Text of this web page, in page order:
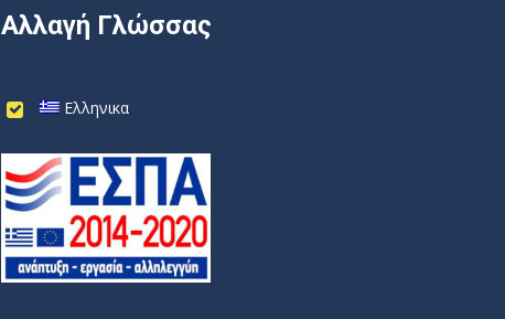
Αλλαγή Γλώσσας
Ελληνικα